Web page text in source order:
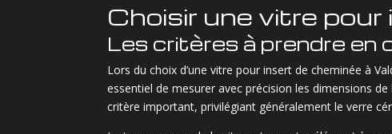
Choisir une vitre
Les critères à prendre en
Lors du choix d’une vitre pour insert de cheminée à
essentiel de mesurer avec précision les dimensions
critère important, privilégiant généralement le verre